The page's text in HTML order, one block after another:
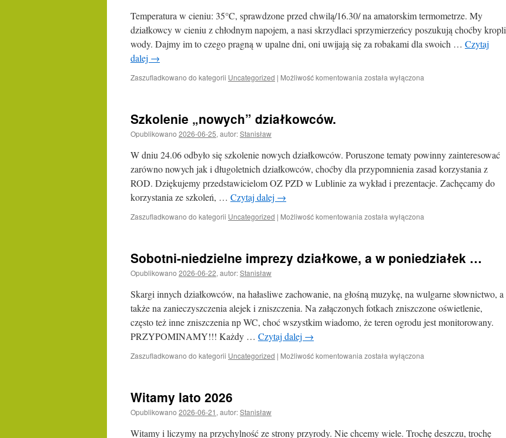
Temperatura w cieniu: 35°C, sprawdzone przed chwilą/16.30/ na amatorskim termometrze. My
działkowcy w cieniu z chłodnym napojem, a nasi skrzydlaci sprzymierzeńcy poszukują choćby kropli
wody. Dajmy im to czego pragną w upalne dni, oni uwijają się za robakami dla swoich … Czytaj
dalej →
Zaszufladkowano do kategorii Uncategorized | Możliwość komentowania została wyłączona
Szkolenie „nowych” działkowców.
Opublikowano 2026-06-25, autor:Stanisław
W dniu 24.06 odbyło się szkolenie nowych działkowców. Poruszone tematy powinny zainteresować
zarówno nowych jak i długoletnich działkowców, choćby dla przypomnienia zasad korzystania z
ROD. Dziękujemy przedstawicielom OZ PZD w Lublinie za wykład i prezentacje. Zachęcamy do
korzystania ze szkoleń, … Czytaj dalej →
Zaszufladkowano do kategorii Uncategorized | Możliwość komentowania Szkolenie
została wyłączona
Sobotni-niedzielne imprezy działkowe, a w poniedziałek …
Opublikowano 2026-06-22, autor:Stanisław
Skargi innych działkowców, na hałasliwe zachowanie, na głośną muzykę, na wulgarne słownictwo, a
także na zanieczyszczenia alejek i zniszczenia. Na załączonych fotkach zniszczone oświetlenie,
często też inne zniszczenia np WC, choć wszystkim wiadomo, że teren ogrodu jest monitorowany.
PRZYPOMINAMY!!! Każdy … Czytaj dalej →
Zaszufladkowano do kategorii Uncategorized | Możliwość komentowania Sobotni-
została wyłączona
Witamy lato 2026
Opublikowano 2026-06-21 , autor:Stanisław
Witamy i liczymy na przychylność ze strony przyrody. Nie chcemy wiele. Trochę deszczu, trochę